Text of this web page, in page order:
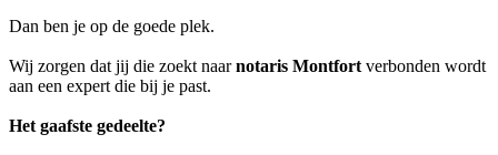
Dan ben je op de goede plek.
Wij zorgen dat jij die zoekt naarnotaris Montfort verbonden wordt
aan een expert die bij je past.
Het gaafste gedeelte?